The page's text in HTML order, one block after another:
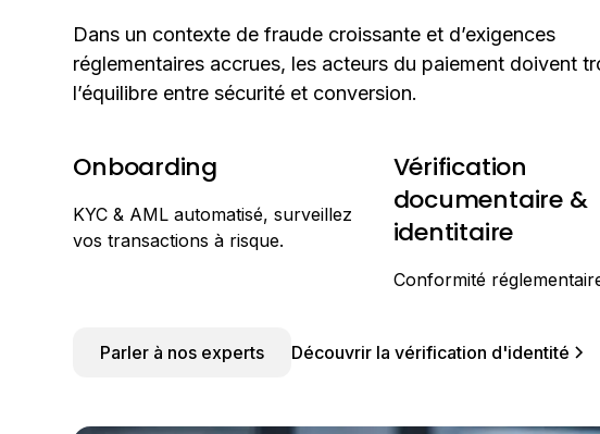
Dans un contexte de fraude croissante et d’exigences
réglementaires accrues, les acteurs du paiement doivent
l’équilibre entre sécurité et conversion.
Onboarding
KYC & AML automatisé, surveillez
vos transactions à risque.
Vérification
documentaire &
identitaire
Conformité
Parler à nos experts Découvrir la vérification d'identité